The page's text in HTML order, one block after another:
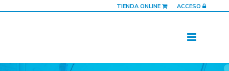
TIENDA ONLINE ACCESO